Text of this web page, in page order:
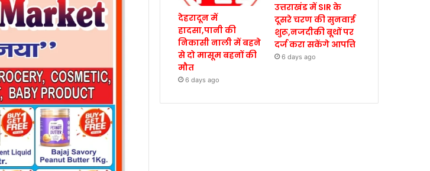
देहरादून में
हादसा,पानी की
निकासी नाली में बहने
से दो मासूम बहनों की
मौत
6 days ago
उत्तराखंड में SIR के
दूसरे चरण की सुनवाई
शुरू,नजदीकी बूथों पर
दर्ज करा सकेंगे आपत्ति
6 days ago